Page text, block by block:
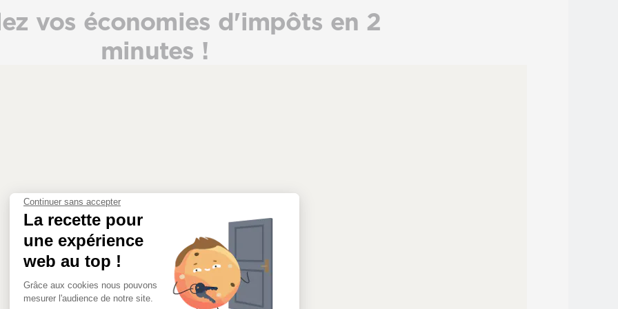
Continuer sans accepter
La recette pour
une expérience
web au top !
Grâce aux cookies nous pouvons
mesurer l'audience de notre site.
vos économies d'impôts en 2
minutes !